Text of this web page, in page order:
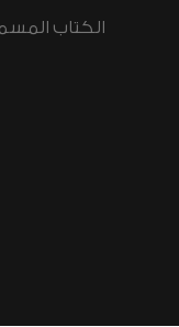
الكتاب